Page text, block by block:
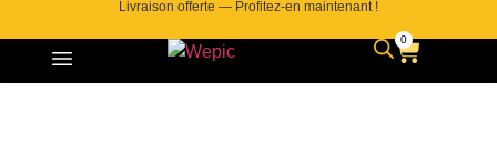
Livraison offerte — Profitez-en maintenant !
0